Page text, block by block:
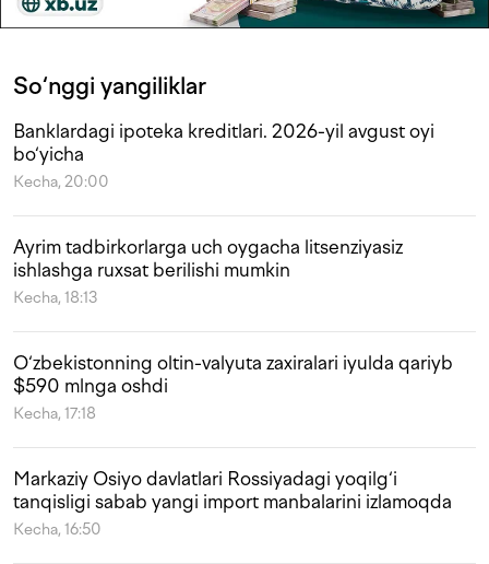
So‘nggi yangiliklar
Banklardagi ipoteka kreditlari. 2026-yil avgust oyi
bo‘yicha
Kecha, 20:00
Ayrim tadbirkorlarga uch oygacha litsenziyasiz
ishlashga ruxsat berilishi mumkin
Kecha, 18:13
O‘zbekistonning oltin-valyuta zaxiralari iyulda qariyb
$590 mlnga oshdi
Kecha, 17:18
Markaziy Osiyo davlatlari Rossiyadagi yoqilg‘i
tanqisligi sabab yangi import manbalarini izlamoqda
Kecha, 16:50